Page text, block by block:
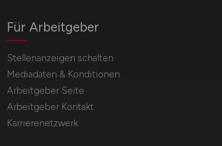
Für Arbeitgeber
Stellenanzeigen schalten
Mediadaten & Konditionen
Arbeitgeber Seite
Arbeitgeber Kontakt
Karrierenetzwerk